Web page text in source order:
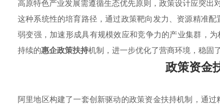
高原特色产业发展需遵循生态优先原则，政策设计应突出
这种系统性的培育路径，通过政策靶向发力、资源精准
弱变强，加速形成具有规模效应和竞争力的产业集群，
持续的惠企政策扶持机制，进一步优化了营商环境，稳固
政策资金
阿里地区构建了一套创新驱动的政策资金扶持机制，通